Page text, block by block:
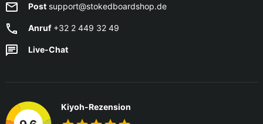
Post support@stokedboardshop.de
Anruf+32 2 449 32 49
Live-Chat
Kiyoh-Rezension